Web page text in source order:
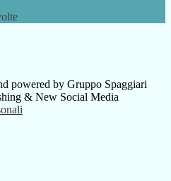
powered by Gruppo Spaggiari
& New Social Media